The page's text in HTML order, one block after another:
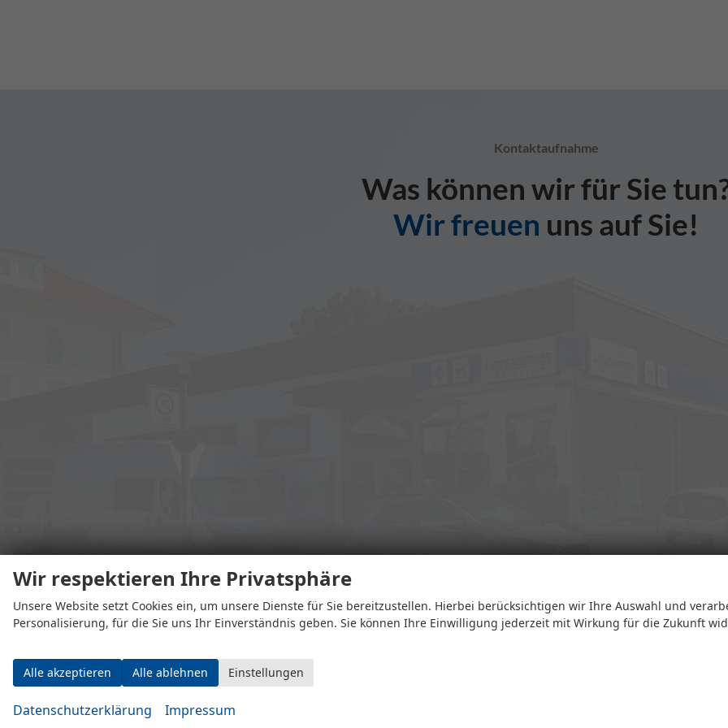
Kontaktaufnahme
Was können wir für Sie
Wir freuen uns auf Sie!
Adresse
Eugen-Rosner-Str. 16
Öffnungszeiten
Wir respektieren Ihre Privatsphäre
Unsere Website setzt Cookies ein, um unsere Dienste für Sie bereitzustellen. Hierbei berücksichtigen wir Ihre Auswahl und
Personalisierung, für die Sie uns Ihr Einverständnis geben. Sie können Ihre Einwilligung jederzeit mit Wirkung für die Zukunft
Alle akzeptieren Alle ablehnen Einstellungen
Datenschutzerklärung Impressum